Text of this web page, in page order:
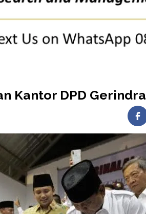
Kantor DPD